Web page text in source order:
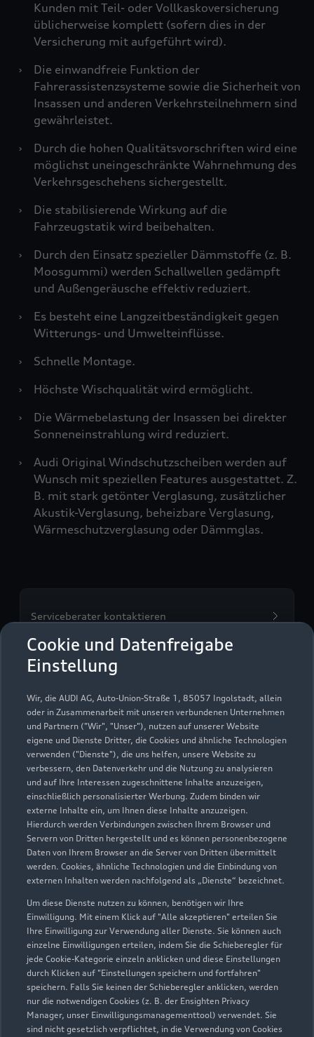
Cookie und Datenfreigabe
Einstellung
Wir, die AUDI AG, Auto-Union-Straße 1, 85057 Ingolstadt, allein
oder in Zusammenarbeit mit unseren verbundenen Unternehmen
und Partnern ("Wir", "Unser"), nutzen auf unserer Website
eigene und Dienste Dritter, die Cookies und ähnliche Technologien
verwenden ("Dienste"), die uns helfen, unsere Website zu
verbessern, den Datenverkehr und die Nutzung zu analysieren
und auf Ihre Interessen zugeschnittene Inhalte anzuzeigen,
einschließlich personalisierter Werbung. Zudem binden wir
externe Inhalte ein, um Ihnen diese Inhalte anzuzeigen.
Hierdurch werden Verbindungen zwischen Ihrem Browser und
Servern von Dritten hergestellt und es können personenbezogene
Daten von Ihrem Browser an die Server von Dritten übermittelt
werden. Cookies, ähnliche Technologien und die Einbindung von
externen Inhalten werden nachfolgend als „Dienste“ bezeichnet.
Um diese Dienste nutzen zu können, benötigen wir Ihre
Einwilligung. Mit einem Klick auf "Alle akzeptieren" erteilen Sie
Ihre Einwilligung zur Verwendung aller Dienste. Sie können auch
einzelne Einwilligungen erteilen, indem Sie die Schieberegler für
jede Cookie-Kategorie einzeln anklicken und diese Einstellungen
durch Klicken auf "Einstellungen speichern und fortfahren"
speichern. Falls Sie keinen der Schieberegler anklicken, werden
nur die notwendigen Cookies (z. B. der Ensighten Privacy
Manager, unser Einwilligungsmanagementtool) verwendet. Sie
sind nicht gesetzlich verpflichtet, in die Verwendung von Cookies
Kunden mit Teil- oder Vollkaskoversicherung
üblicherweise komplett (sofern dies in der
Versicherung mit aufgeführt wird).
›
Die einwandfreie Funktion der
Fahrerassistenzsysteme sowie die Sicherheit von
Insassen und anderen Verkehrsteilnehmern sind
gewährleistet.
›
Durch die hohen Qualitätsvorschriften wird eine
möglichst uneingeschränkte Wahrnehmung des
Verkehrsgeschehens sichergestellt.
›
Die stabilisierende Wirkung auf die
Fahrzeugstatik wird beibehalten.
›
Durch den Einsatz spezieller Dämmstoffe (z. B.
Moosgummi) werden Schallwellen gedämpft
und Außengeräusche effektiv reduziert.
›
Es besteht eine Langzeitbeständigkeit gegen
Witterungs- und Umwelteinflüsse.
›
Schnelle Montage.
›
Höchste Wischqualität wird ermöglicht.
›
Die Wärmebelastung der Insassen bei direkter
Sonneneinstrahlung wird reduziert.
›
Audi Original Windschutzscheiben werden auf
Wunsch mit speziellen Features ausgestattet. Z.
B. mit stark getönter Verglasung, zusätzlicher
Akustik-Verglasung, beheizbare Verglasung,
Wärmeschutzverglasung oder Dämmglas.
Serviceberater kontaktieren
Zur Inspektion